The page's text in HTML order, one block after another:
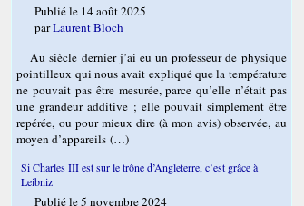
Publié le 14 août 2025
parLaurent Bloch
Au siècle dernier j’ai eu un professeur de physique
pointilleux qui nous avait expliqué que la température
ne pouvait pas être mesurée, parce qu’elle n’était pas
une grandeur additive ; elle pouvait simplement être
repérée, ou pour mieux dire (à mon avis) observée, au
moyen d’appareils (…)
Si Charles III est sur le trône d’Angleterre, c’est grâce à
Leibniz
Publié le 5 novembre 2024